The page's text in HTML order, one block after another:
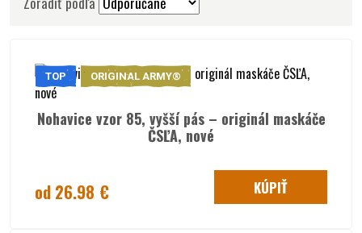
TOP ORIGINAL ARMY®
Nohavice vzor 85, vyšší pás – originál maskáče
ČSĽA, nové
od 26.98 € KÚPIŤ